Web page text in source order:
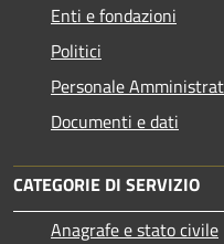
Enti e fondazioni
Politici
Personale
Documenti e dati
CATEGORIE DI SERVIZIO
Anagrafe e stato civile